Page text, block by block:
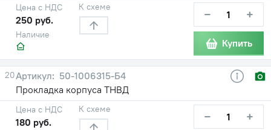
Наличие
Цена с НДС
250 руб.
К схеме − +
Купить
20
50-1006315-Б4
Прокладка корпуса ТНВД
Цена с НДС
180 руб.
К схеме − +